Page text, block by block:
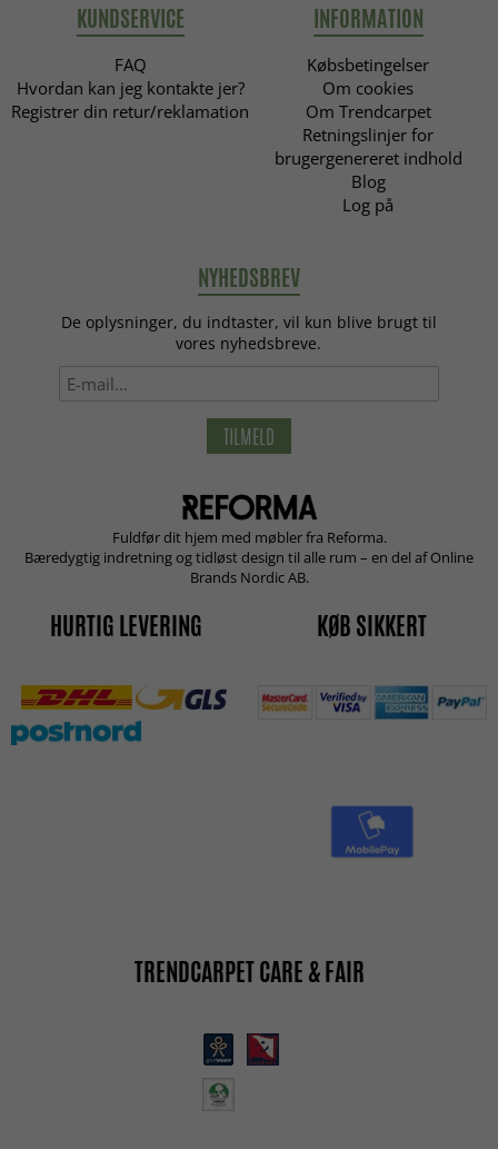
KUNDSERVICE
FAQ
Hvordan kan jeg kontakte jer?
Registrer din retur/reklamation
INFORMATION
Købsbetingelser
Om cookies
Om Trendcarpet
Retningslinjer for
brugergenereret indhold
Blog
Log på
NYHEDSBREV
De oplysninger, du indtaster, vil kun blive brugt til
vores nyhedsbreve.
TILMELD
Fuldfør dit hjem med møbler fra Reforma.
Bæredygtig indretning og tidløst design til alle rum – en del af Online
Brands Nordic AB.
HURTIG LEVERING KØB SIKKERT
TRENDCARPET CARE & FAIR